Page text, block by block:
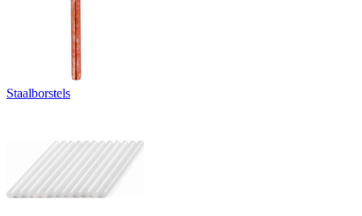
Staalborstels